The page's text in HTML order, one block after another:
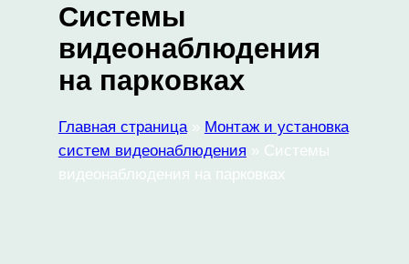
Системы
видеонаблюдения
на парковках
Главная страница» Монтаж и установка
систем видеонаблюдения » Системы
видеонаблюдения на парковках